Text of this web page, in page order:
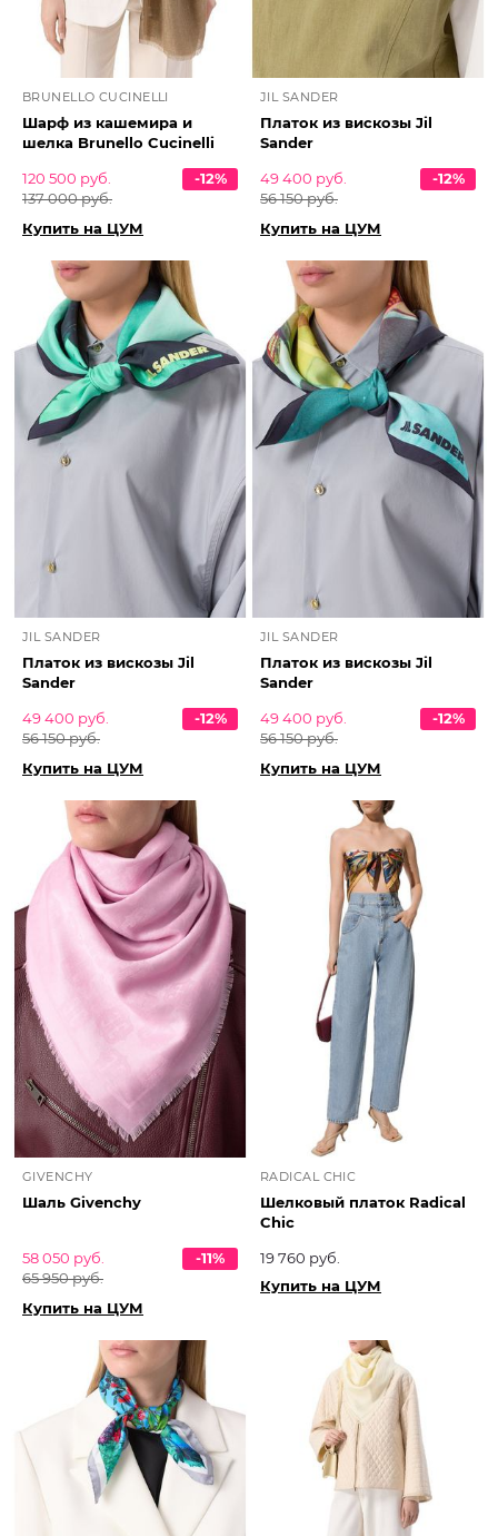
BRUNELLO CUCINELLI
Шарф из кашемира и
шелка Brunello Cucinelli
120 500 руб.
137 000 руб.
-12%
Купить на ЦУМ
JIL SANDER
Платок из вискозы Jil
Sander
49 400 руб.
56 150 руб.
-12%
Купить на ЦУМ
JIL SANDER
Платок из вискозы Jil
Sander
49 400 руб.
56 150 руб.
-12%
Купить на ЦУМ
JIL SANDER
Платок из вискозы Jil
Sander
49 400 руб.
56 150 руб.
-12%
Купить на ЦУМ
GIVENCHY
Шаль Givenchy
58 050 руб.
65 950 руб.
-11%
Купить на ЦУМ
RADICAL CHIC
Шелковый платок Radical
Chic
19 760 руб.
Купить на ЦУМ